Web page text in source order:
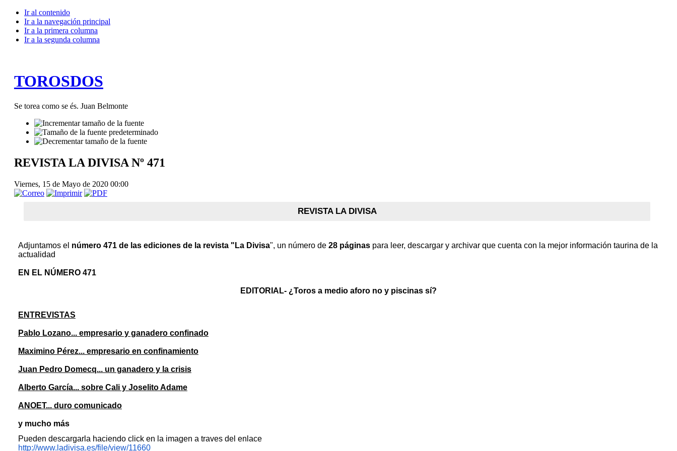
Ir al contenido
Ir a la navegación principal
Ir a la primera columna
Ir a la segunda columna
TOROSDOS
Se torea como se és. Juan Belmonte
REVISTA LA DIVISA Nº 471
Viernes, 15 de Mayo de 2020 00:00
REVISTA LA DIVISA
Adjuntamos el número 471 de las ediciones de la revista "La Divisa", un número de 28 páginas para leer, descargar y archivar que cuenta con la mejor información taurina de la
actualidad
EN EL NÚMERO 471
EDITORIAL- ¿Toros a medio aforo no y piscinas sí?
ENTREVISTAS
Pablo Lozano... empresario y ganadero confinado
Maximino Pérez... empresario en confinamiento
Juan Pedro Domecq... un ganadero y la crisis
Alberto García... sobre Cali y Joselito Adame
ANOET... duro comunicado
y mucho más
Pueden descargarla haciendo click en la imagen a traves del enlace
http://www.ladivisa.es/file/view/11660